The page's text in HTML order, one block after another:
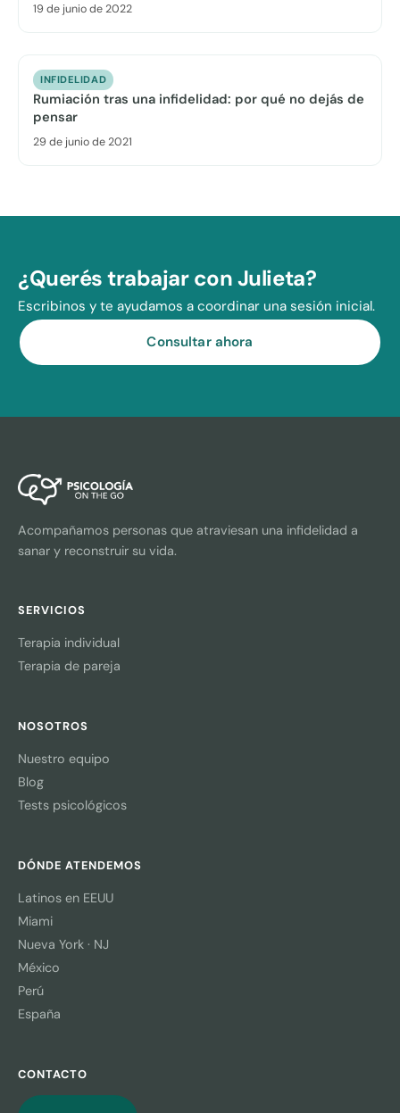
19 de junio de 2022
INFIDELIDAD
Rumiación tras una infidelidad: por qué no dejás de
pensar
29 de junio de 2021
¿Querés trabajar con Julieta?
Escribinos y te ayudamos a coordinar una sesión inicial.
Consultar ahora
Acompañamos personas que atraviesan una infidelidad a
sanar y reconstruir su vida.
SERVICIOS
Terapia individual
Terapia de pareja
NOSOTROS
Nuestro equipo
Blog
Tests psicológicos
DÓNDE ATENDEMOS
Latinos en EEUU
Miami
Nueva York · NJ
México
Perú
España
CONTACTO